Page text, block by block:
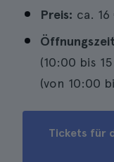
Preis: ca.
(10:00 bis
(von 10:00
Tickets für